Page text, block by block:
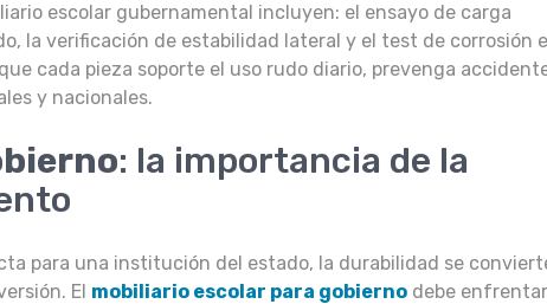
escolar gubernamental incluyen: el ensayo de carga
la verificación de estabilidad lateral y el test de corrosión
cada pieza soporte el uso rudo diario, prevenga
y nacionales.
: la importancia de la
para una institución del estado, la durabilidad se
El mobiliario escolar para gobierno debe enfrentar